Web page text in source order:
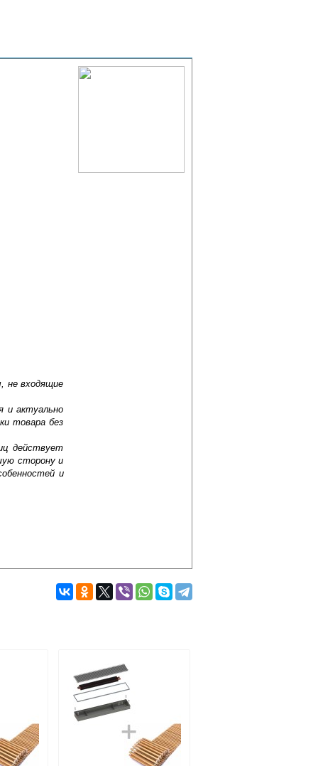
не входящие
и актуально
товара без
действует
сторону и
и
Подробнее об оплате